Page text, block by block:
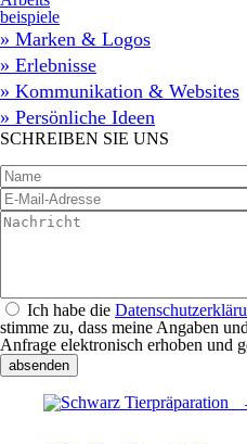
beispiele
» Marken & Logos
» Erlebnisse
» Kommunikation & Websites
» Persönliche Ideen
SCHREIBEN SIE UNS
Name
E-Mail-Adresse
Nachricht*
Datenschutz *
Ich habe die
stimme zu, dass meine Angaben
Anfrage elektronisch erhoben und